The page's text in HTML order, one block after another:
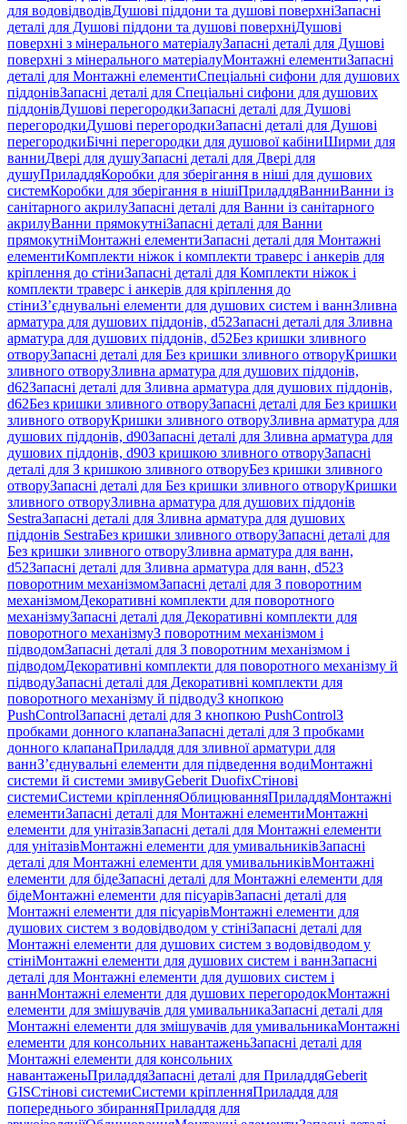
для водовідводівДушові піддони та душові поверхніЗапасні
деталі для Душові піддони та душові поверхніДушові
поверхні з мінерального матеріалуЗапасні деталі для Душові
поверхні з мінерального матеріалуМонтажні елементиЗапасні
деталі для Монтажні елементиСпеціальні сифони для душових
піддонівЗапасні деталі для Спеціальні сифони для душових
піддонівДушові перегородкиЗапасні деталі для Душові
перегородкиДушові перегородкиЗапасні деталі для Душові
перегородкиБічні перегородки для душової кабіниШирми для
ванниДвері для душуЗапасні деталі для Двері для
душуПриладдяКоробки для зберігання в ніші для душових
системКоробки для зберігання в нішіПриладдяВанниВанни із
санітарного акрилуЗапасні деталі для Ванни із санітарного
акрилуВанни прямокутніЗапасні деталі для Ванни
прямокутніМонтажні елементиЗапасні деталі для Монтажні
елементиКомплекти ніжок і комплекти траверс і анкерів для
кріплення до стіниЗапасні деталі для Комплекти ніжок і
комплекти траверс і анкерів для кріплення до
стіниЗ’єднувальні елементи для душових систем і ваннЗливна
арматура для душових піддонів, d52Запасні деталі для Зливна
арматура для душових піддонів, d52Без кришки зливного
отворуЗапасні деталі для Без кришки зливного отворуКришки
зливного отворуЗливна арматура для душових піддонів,
d62Запасні деталі для Зливна арматура для душових піддонів,
d62Без кришки зливного отворуЗапасні деталі для Без кришки
зливного отворуКришки зливного отворуЗливна арматура для
душових піддонів, d90Запасні деталі для Зливна арматура для
душових піддонів, d90З кришкою зливного отворуЗапасні
деталі для З кришкою зливного отворуБез кришки зливного
отворуЗапасні деталі для Без кришки зливного отворуКришки
зливного отворуЗливна арматура для душових піддонів
SestraЗапасні деталі для Зливна арматура для душових
піддонів SestraБез кришки зливного отворуЗапасні деталі для
Без кришки зливного отворуЗливна арматура для ванн,
d52Запасні деталі для Зливна арматура для ванн, d52З
поворотним механізмомЗапасні деталі для З поворотним
механізмомДекоративні комплекти для поворотного
механізмуЗапасні деталі для Декоративні комплекти для
поворотного механізмуЗ поворотним механізмом і
підводомЗапасні деталі для З поворотним механізмом і
підводомДекоративні комплекти для поворотного механізму й
підводуЗапасні деталі для Декоративні комплекти для
поворотного механізму й підводуЗ кнопкою
PushControlЗапасні деталі для З кнопкою PushControlЗ
пробками донного клапанаЗапасні деталі для З пробками
донного клапанаПриладдя для зливної арматури для
ваннЗ’єднувальні елементи для підведення водиМонтажні
системи й системи змивуGeberit DuofixСтінові
системиСистеми кріпленняОблицюванняПриладдяМонтажні
елементиЗапасні деталі для Монтажні елементиМонтажні
елементи для унітазівЗапасні деталі для Монтажні елементи
для унітазівМонтажні елементи для умивальниківЗапасні
деталі для Монтажні елементи для умивальниківМонтажні
елементи для бідеЗапасні деталі для Монтажні елементи для
бідеМонтажні елементи для пісуарівЗапасні деталі для
Монтажні елементи для пісуарівМонтажні елементи для
душових систем з водовідводом у стініЗапасні деталі для
Монтажні елементи для душових систем з водовідводом у
стініМонтажні елементи для душових систем і ваннЗапасні
деталі для Монтажні елементи для душових систем і
ваннМонтажні елементи для душових перегородокМонтажні
елементи для змішувачів для умивальникаЗапасні деталі для
Монтажні елементи для змішувачів для умивальникаМонтажні
елементи для консольних навантаженьЗапасні деталі для
Монтажні елементи для консольних
навантаженьПриладдяЗапасні деталі для ПриладдяGeberit
GISСтінові системиСистеми кріпленняПриладдя для
попереднього збиранняПриладдя для